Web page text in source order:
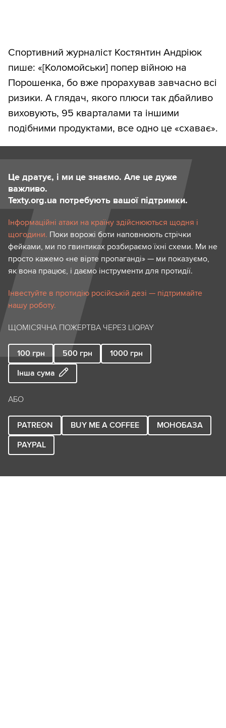
Спортивний журналіст Костянтин Андріюк
пише: «​[Коломойськи] попер війною на
Порошенка, бо вже прорахував завчасно всі
ризики. А глядач, якого плюси так дбайливо
виховують, 95 кварталами та іншими
подібними продуктами, все одно це «​схаває»​.
Це дратує, і ми це знаємо. Але це дуже
важливо.
Texty.org.ua потребують вашої підтримки.
Інформаційні атаки на країну здійснюються щодня і
щогодини. Поки ворожі боти наповнюють стрічки
фейками, ми по гвинтиках розбираємо їхні схеми. Ми не
просто кажемо «не вірте пропаганді» — ми показуємо,
як вона працює, і даємо інструменти для протидії.
Інвестуйте в протидію російській дезі — підтримайте
нашу роботу.
ЩОМІСЯЧНА ПОЖЕРТВА ЧЕРЕЗ LIQPAY
100 грн 500 грн 1000 грн
Інша сума
АБО
PATREON BUY ME A COFFEE
МОНОБАЗА
PAYPAL